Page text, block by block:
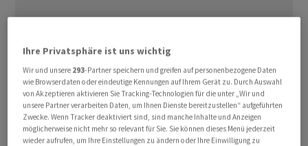
Zum Wachstum beigetragen haben sowohl das
Segment Gesundheitswesen mit der Klinikgruppe Swiss
Medical Network als auch die Hoteltochter MRH
Switzerland. Einen substanziellen Beitrag leistete
zudem die Immobilien-Sparte, soAevisVictoria.
Ihre Privatsphäre ist uns wichtig
Wir und unsere 293-Partner speichern und greifen auf personenbezogene Daten
wie Browserdaten oder eindeutige Kennungen auf Ihrem Gerät zu. Durch Auswahl
von Akzeptieren aktivieren Sie Tracking-Technologien für die unter „Wir und
unsere Partner verarbeiten Daten, um Ihnen Dienste bereitzustellen“ aufgeführten
Zwecke. Wenn Tracker deaktiviert sind, sind manche Inhalte und Anzeigen
möglicherweise nicht mehr so relevant für Sie. Sie können dieses Menü jederzeit
wieder aufrufen, um Ihre Einstellungen zu ändern oder Ihre Einwilligung zu